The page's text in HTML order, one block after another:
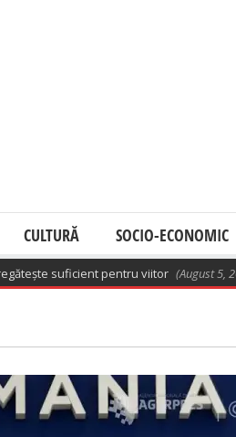
CULTURĂ SOCIO-ECONOMIC
pentru viitor (August 5, 2026 6:02